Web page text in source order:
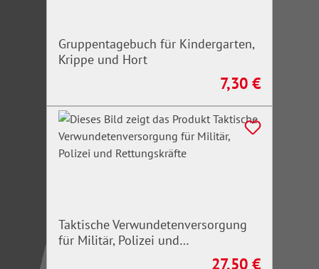
Gruppentagebuch für Kindergarten,
Krippe und Hort
Regulärer Preis:
7,30 €
Taktische Verwundetenversorgung
für Militär, Polizei und
Regulärer Preis:
27,50 €